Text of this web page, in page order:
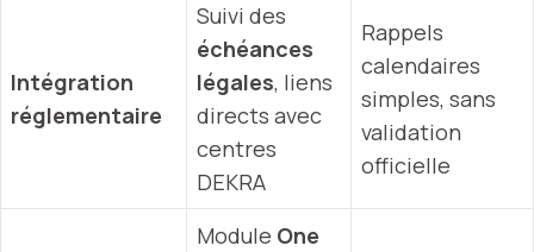
Intégration
réglementaire
Suivi des
échéances
légales, liens
directs avec
centres
DEKRA
Rappels
calendaires
simples, sans
validation
officielle
Module One